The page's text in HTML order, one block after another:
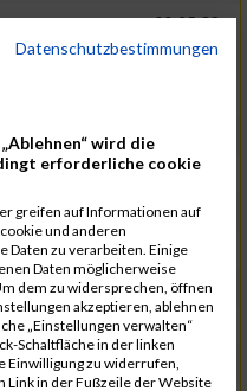
00:25:38
00:25:38
00:25:38
00:25:38
00:25:39
00:25:40
00:25:41
00:25:42
Datenschutzbestimmungen
wird die
erforderliche cookie
greifen auf Informationen auf
und anderen
Daten zu verarbeiten. Einige
Daten möglicherweise
dem zu widersprechen, öffnen
akzeptieren, ablehnen
„Einstellungen verwalten“
Schaltfläche in der linken
Einwilligung zu widerrufen,
Link in der Fußzeile der Website